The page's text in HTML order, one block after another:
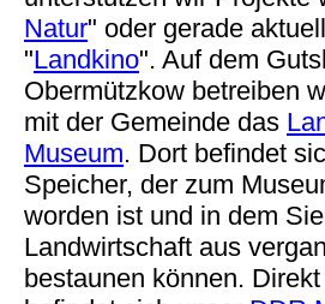
Natur" oder gerade
"Landkino". Auf dem
Obermützkow betreiben
mit der Gemeinde das
Museum. Dort befindet
Speicher, der zum
worden ist und in dem
Landwirtschaft aus
bestaunen können.